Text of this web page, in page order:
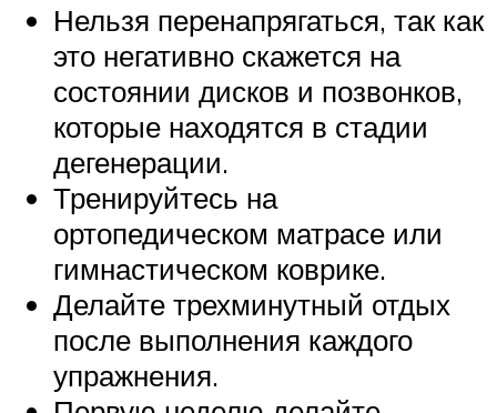
Нельзя перенапрягаться, так как
это негативно скажется на
состоянии дисков и позвонков,
которые находятся в стадии
дегенерации.
Тренируйтесь на
ортопедическом матрасе или
гимнастическом коврике.
Делайте трехминутный отдых
после выполнения каждого
упражнения.